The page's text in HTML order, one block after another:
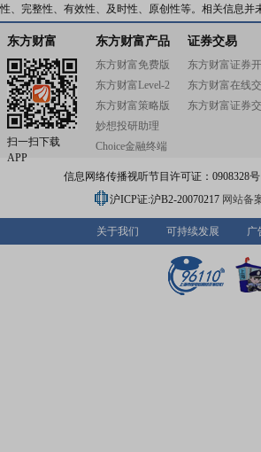
性、完整性、有效性、及时性、原创性等。相关信息
东方财富
扫一扫下载
APP
东方财富产品
东方财富免费版
东方财富Level-2
东方财富策略版
妙想投研助理
Choice金融终端
证券交易
东方财富证券
东方财富在线
东方财富证券
信息网络传播视听节目许可证：0908328
沪ICP证:沪B2-20070217 网站备
关于我们 可持续发展 广